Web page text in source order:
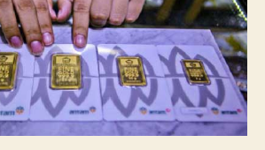
13
April
2021:
Diskon
Semua!